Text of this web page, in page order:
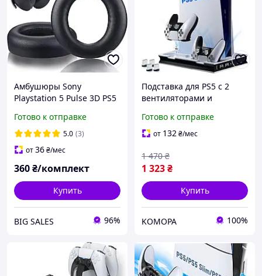
Амбушюры Sony
Playstation 5 Pulse 3D PS5
Готово к отправке
5.0 (3)
от36₴/мес
360₴/комплект
Купить
BIG SALES 96%
Подставка для PS5 с 2
вентиляторами и
станцией для
контроллера. Уценка
Готово к отправке
от 132₴/мес
1 323₴
1 470 ₴
Купить
KOMOPA 100%